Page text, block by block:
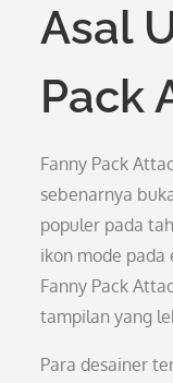
Asal
Pack
Fanny Pack
sebenarnya
populer pada
ikon mode
Fanny Pack
tampilan yang
Para desainer